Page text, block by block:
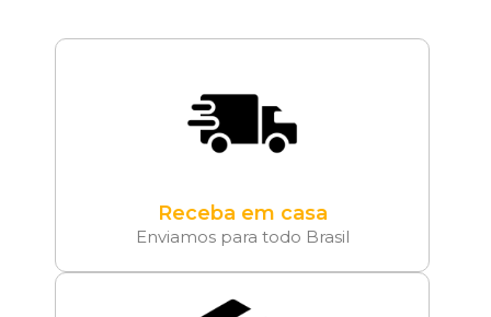
Receba em casa
Enviamos para todo Brasil